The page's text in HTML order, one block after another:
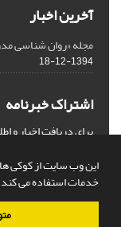
این وب سایت از کوکی ها
خدمات استفاده می
آخرین اخبار
مجله «روان شناسی
1394-12-18
اشتراک خبرنامه
برای دریافت اخبار و